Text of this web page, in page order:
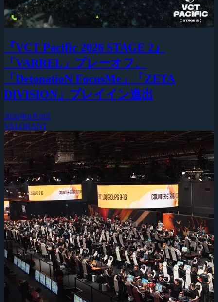
『VCT Pacific 2026 STAGE 2』
「VARREL」プレーオフ、
「DetonatioN FocusMe」「ZETA
DIVISION」プレイイン進出
2026年8月9日
VALORANT